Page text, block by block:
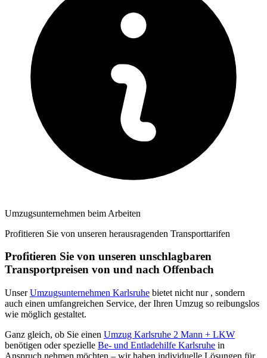
Umzugsunternehmen beim Arbeiten
Profitieren Sie von unseren herausragenden Transporttarifen
Profitieren Sie von unseren unschlagbaren
Transportpreisen von und nach Offenbach
UnserUmzugsunternehmen Karlsruhe bietet nicht nur , sondern
auch einen umfangreichen Service, der Ihren Umzug so reibungslos
wie möglich gestaltet.
Ganz gleich, ob Sie einen Umzug Karlsruhe 2 Mann + LKW
benötigen oder spezielle Be- und Entladehilfe Karlsruhe in